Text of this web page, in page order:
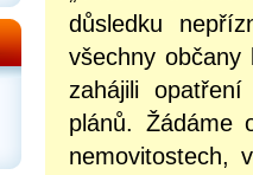
důsledku
všechny
zahájili
plánů. Žádáme
nemovitostech,